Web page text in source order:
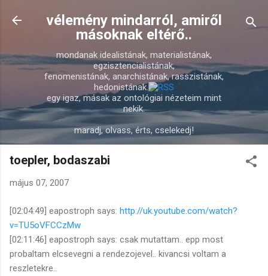
Ugrás a fő tartalomra
vélemény mindarról, amiről
másoknak eltérő..
mondanak idealistának, materialistának,
egzisztencialistának,
fenomenistának, anarchistának, rasszistának,
hedonistának.
egy igaz, másak az ontológiai nézeteim mint
nekik.
maradj, olvass, érts, cselekedj!
toepler, bodaszabi
május 07, 2007
[02:04:49] eapostroph says: http://uk.youtube.com/watch?
v=TU5oVFCCzMw
[02:11:46] eapostroph says: csak mutattam.. epp most
probaltam elcsevegni a rendezojevel.. kivancsi voltam a
reszletekre..